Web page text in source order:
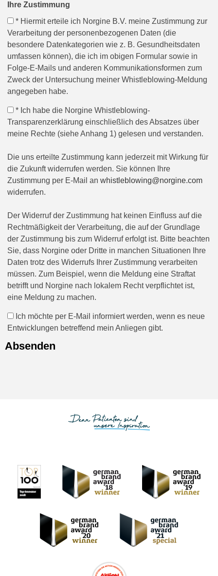
Ihre Zustimmung
* Hiermit erteile ich Norgine B.V. meine Zustimmung zur
Verarbeitung der personenbezogenen Daten (die
besondere Datenkategorien wie z. B. Gesundheitsdaten
umfassen können), die ich im obigen Formular sowie in
Folge-E-Mails und anderen Kommunikationsformen zum
Zweck der Untersuchung meiner Whistleblowing-Meldung
angegeben habe.
* Ich habe die Norgine Whistleblowing-
Transparenzerklärung einschließlich des Absatzes über
meine Rechte (siehe Anhang 1) gelesen und verstanden.
Die uns erteilte Zustimmung kann jederzeit mit Wirkung für
die Zukunft widerrufen werden. Sie können Ihre
Zustimmung per E-Mail an whistleblowing@norgine.com
widerrufen.
Der Widerruf der Zustimmung hat keinen Einfluss auf die
Rechtmäßigkeit der Verarbeitung, die auf der Grundlage
der Zustimmung bis zum Widerruf erfolgt ist. Bitte beachten
Sie, dass Norgine oder Dritte in manchen Situationen Ihre
Daten trotz des Widerrufs Ihrer Zustimmung verarbeiten
müssen. Zum Beispiel, wenn die Meldung eine Straftat
betrifft und Norgine nach lokalem Recht verpflichtet ist,
eine Meldung zu machen.
Ich möchte per E-Mail informiert werden, wenn es neue
Entwicklungen betreffend mein Anliegen gibt.